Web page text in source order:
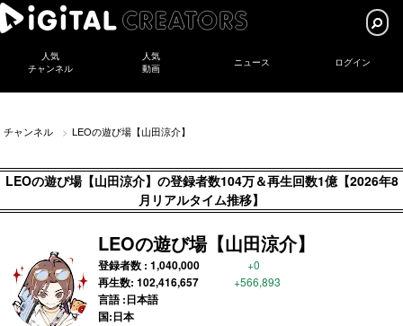
人気
チャンネル
人気
動画
ニュース ログイン
チャンネル LEOの遊び場【山田涼介】
LEOの遊び場【山田涼介】の登録者数104万＆再生回数1億【2026年8
月リアルタイム推移】
LEOの遊び場【山田涼介】
登録者数 : 1,040,000 +0
再生数: 102,416,657 +566,893
言語 :日本語
国:日本